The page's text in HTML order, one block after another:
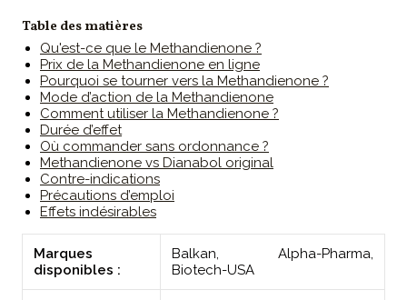
Table des matières
Qu'est-ce que le Methandienone ?
Prix de la Methandienone en ligne
Pourquoi se tourner vers la Methandienone ?
Mode d’action de la Methandienone
Comment utiliser la Methandienone ?
Durée d’effet
Où commander sans ordonnance ?
Methandienone vs Dianabol original
Contre-indications
Précautions d’emploi
Effets indésirables
Marques
disponibles :
Balkan, Alpha-Pharma,
Biotech-USA